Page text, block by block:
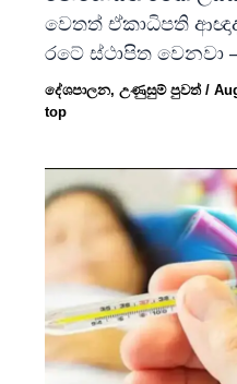
වෙතත් ඒකාධිපති
රටේ ස්ථාපිත වෙනවා
දේශපාලන,උණුසුම් පුවත්/
top